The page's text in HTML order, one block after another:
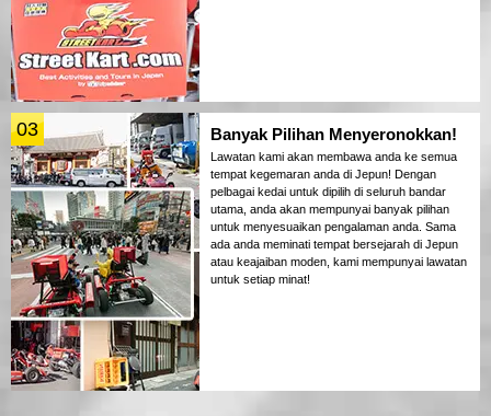
03 Banyak Pilihan Menyeronokkan!
Lawatan kami akan membawa anda ke semua
tempat kegemaran anda di Jepun! Dengan
pelbagai kedai untuk dipilih di seluruh bandar
utama, anda akan mempunyai banyak pilihan
untuk menyesuaikan pengalaman anda. Sama
ada anda meminati tempat bersejarah di Jepun
atau keajaiban moden, kami mempunyai lawatan
untuk setiap minat!